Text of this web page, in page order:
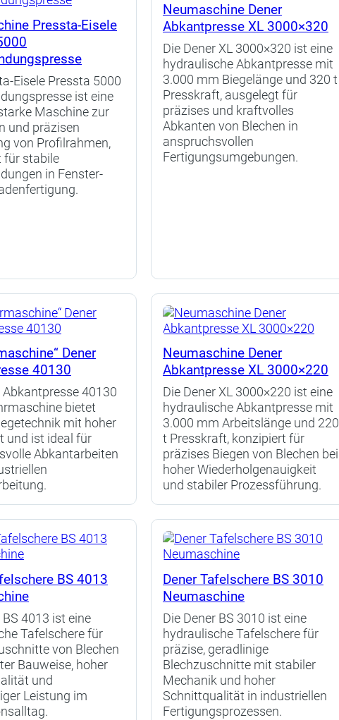
Pressta-Eisele
Pressta 5000
ist eine
Maschine zur
und präzisen
von Profilrahmen,
für stabile
in Fenster‑
Neumaschine Dener
Abkantpresse XL 3000×320
Die Dener XL 3000×320 ist eine
hydraulische Abkantpresse mit
3.000 mm Biegelänge und 320 t
Presskraft, ausgelegt für
präzises und kraftvolles
Abkanten von Blechen in
anspruchsvollen
Fertigungsumgebungen.
Dener
40130
Abkantpresse 40130
bietet
mit hoher
und ist ideal für
Abkantarbeiten
Neumaschine Dener
Abkantpresse XL 3000×220
Die Dener XL 3000×220 ist eine
hydraulische Abkantpresse mit
3.000 mm Arbeitslänge und 220
t Presskraft, konzipiert für
präzises Biegen von Blechen bei
hoher Wiederholgenauigkeit
und stabiler Prozessführung.
BS 4013
BS 4013 ist eine
Tafelschere für
von Blechen
Bauweise, hoher
und
Leistung im
Dener Tafelschere BS 3010
Neumaschine
Die Dener BS 3010 ist eine
hydraulische Tafelschere für
präzise, geradlinige
Blechzuschnitte mit stabiler
Mechanik und hoher
Schnittqualität in industriellen
Fertigungsprozessen.